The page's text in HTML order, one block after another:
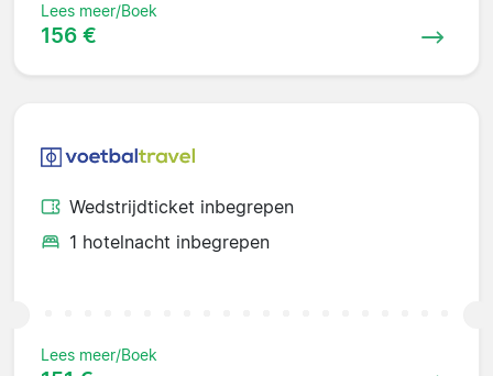
Lees meer/Boek
156 €
Wedstrijdticket inbegrepen
1 hotelnacht inbegrepen
Lees meer/Boek